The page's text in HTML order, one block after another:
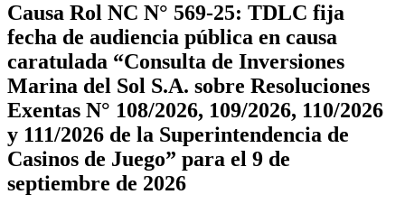
Causa Rol NC N° 569-25: TDLC fija
fecha de audiencia pública en causa
caratulada “Consulta de Inversiones
Marina del Sol S.A. sobre Resoluciones
Exentas N° 108/2026, 109/2026, 110/2026
y 111/2026 de la Superintendencia de
Casinos de Juego” para el 9 de
septiembre de 2026